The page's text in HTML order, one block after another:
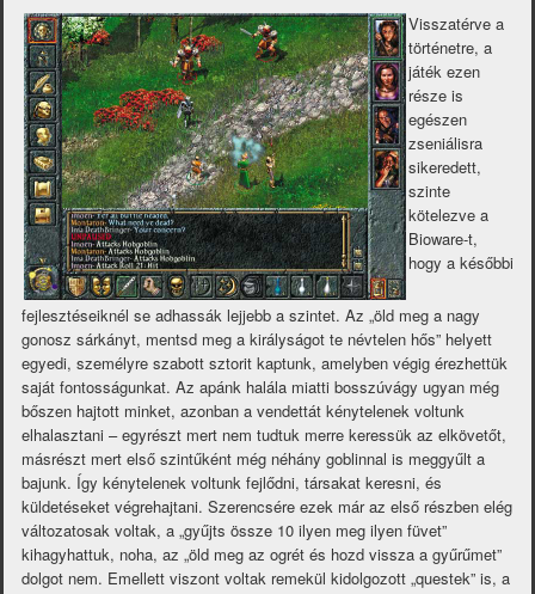
Visszatérve a
történetre, a
játék ezen
része is
egészen
zseniálisra
sikeredett,
szinte
kötelezve a
Bioware-t,
hogy a későbbi
fejlesztéseiknél se adhassák lejjebb a szintet. Az „öld meg a nagy
gonosz sárkányt, mentsd meg a királyságot te névtelen hős” helyett
egyedi, személyre szabott sztorit kaptunk, amelyben végig érezhettük
saját fontosságunkat. Az apánk halála miatti bosszúvágy ugyan még
bőszen hajtott minket, azonban a vendettát kénytelenek voltunk
elhalasztani – egyrészt mert nem tudtuk merre keressük az elkövetőt,
másrészt mert első szintűként még néhány goblinnal is meggyűlt a
bajunk. Így kénytelenek voltunk fejlődni, társakat keresni, és
küldetéseket végrehajtani. Szerencsére ezek már az első részben elég
változatosak voltak, a „gyűjts össze 10 ilyen meg ilyen füvet”
kihagyhattuk, noha, az „öld meg az ogrét és hozd vissza a gyűrűmet”
dolgot nem. Emellett viszont voltak remekül kidolgozott „questek” is, a